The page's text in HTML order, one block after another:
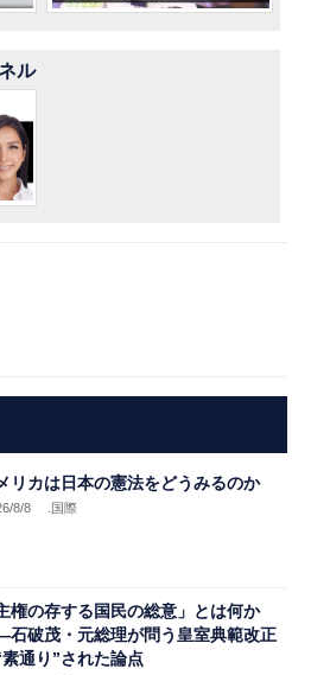
ル
リカは日本の憲法をどうみるのか
8/8 .国際
権の存する国民の総意」とは何か
破茂・元総理が問う皇室典範改正
通り”された論点